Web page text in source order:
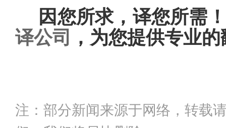
因您所求，译您所需
译公司
，为您提供专业
注：部分新闻来源于网络，转载